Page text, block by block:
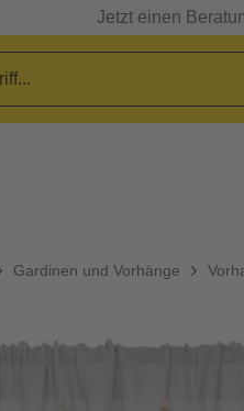
Jetzt einen
Gardinen und Vorhänge